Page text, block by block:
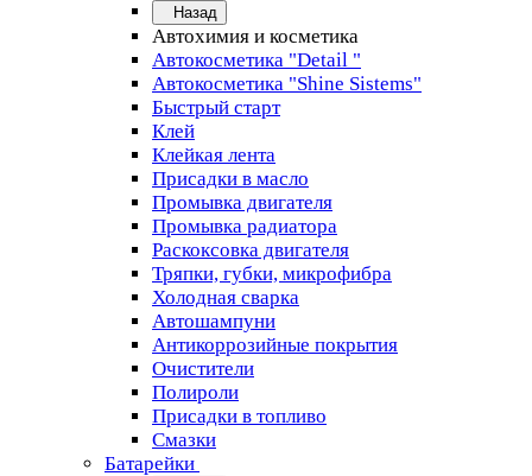
Назад
Автохимия и косметика
Автокосметика "Detail "
Автокосметика "Shine Sistems"
Быстрый старт
Клей
Клейкая лента
Присадки в масло
Промывка двигателя
Промывка радиатора
Раскоксовка двигателя
Тряпки, губки, микрофибра
Холодная сварка
Автошампуни
Антикоррозийные покрытия
Очистители
Полироли
Присадки в топливо
Смазки
Батарейки